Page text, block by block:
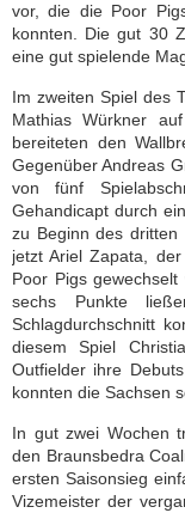
vor, die die Poor
konnten. Die gut 30
eine gut spielende
Im zweiten Spiel des
Mathias Würkner
bereiteten den
Gegenüber Andreas
von fünf
Gehandicapt durch
zu Beginn des
jetzt Ariel Zapata,
Poor Pigs
sechs Punkte
Schlagdurchschnitt
diesem Spiel
Outfielder ihre
konnten die Sachsen
In gut zwei Wochen
den Braunsbedra
ersten Saisonsieg
Vizemeister der